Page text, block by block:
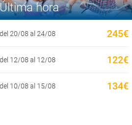
Última hora
del 20/08 al 24/08 245€
del 12/08 al 12/08 122€
del 10/08 al 15/08 134€